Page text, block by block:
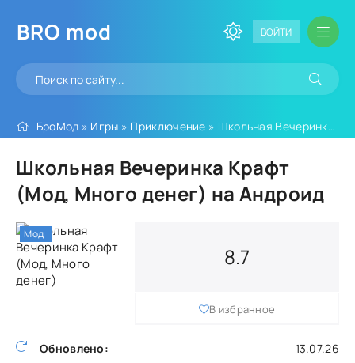
BRO mod ВОЙТИ
БроМод » Игры » Приключение » Школьная Вечеринка Крафт (Мод, Много денег)
Школьная Вечеринка Крафт
(Мод, Много денег) на Андроид
Обновлено:
13.07.26
8.7
В избранное
Мод: